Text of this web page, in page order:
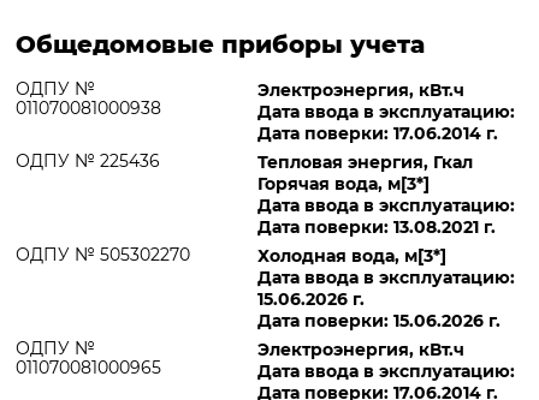
Общедомовые приборы учета
ОДПУ №
011070081000938
Электроэнергия, кВт.ч
Дата ввода в эксплуатацию:
Дата поверки: 17.06.2014 г.
ОДПУ № 225436
Тепловая энергия, Гкал
Горячая вода, м[3*]
Дата ввода в эксплуатацию:
Дата поверки: 13.08.2021 г.
ОДПУ № 505302270
Холодная вода, м[3*]
Дата ввода в эксплуатацию:
15.06.2026 г.
Дата поверки: 15.06.2026 г.
ОДПУ №
011070081000965
Электроэнергия, кВт.ч
Дата ввода в эксплуатацию:
Дата поверки: 17.06.2014 г.